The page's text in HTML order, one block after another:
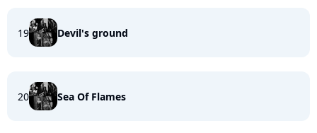
19 Devil's ground
20 Sea Of Flames